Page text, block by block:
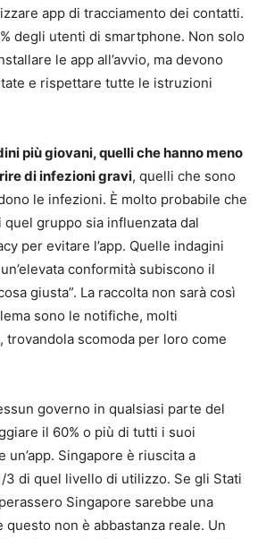
app di tracciamento dei contatti.
degli utenti di smartphone. Non solo
le app all’avvio, ma devono
e rispettare tutte le istruzioni
più giovani, quelli che hanno meno
di infezioni gravi, quelli che sono
le infezioni. È molto probabile che
quel gruppo sia influenzata dal
per evitare l’app. Quelle indagini
conformità subiscono il
giusta”. La raccolta non sarà così
sono le notifiche, molti
trovandola scomoda per loro come
governo in qualsiasi parte del
il 60% o più di tutti i suoi
un’app. Singapore è riuscita a
3 di quel livello di utilizzo. Se gli Stati
Singapore sarebbe una
questo non è abbastanza reale. Un